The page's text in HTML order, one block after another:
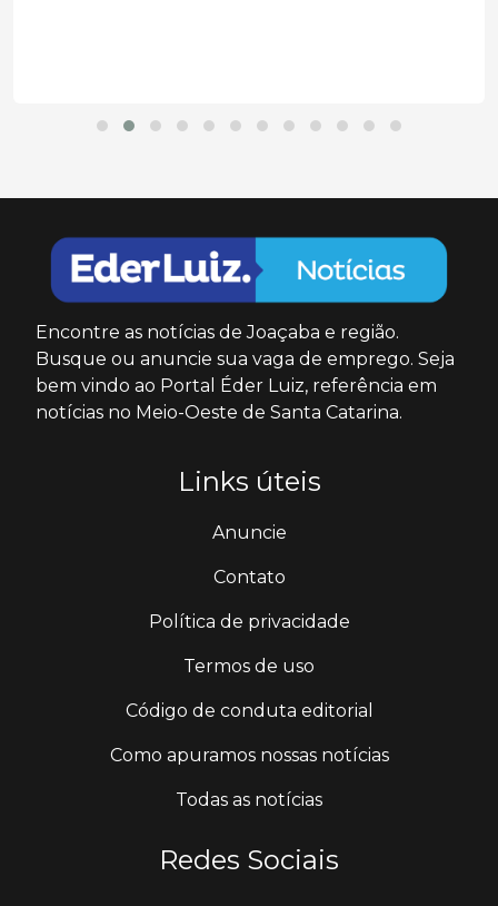
Encontre as notícias de Joaçaba e região.
Busque ou anuncie sua vaga de emprego. Seja
bem vindo ao Portal Éder Luiz, referência em
notícias no Meio-Oeste de Santa Catarina.
Links úteis
Anuncie
Contato
Política de privacidade
Termos de uso
Código de conduta editorial
Como apuramos nossas notícias
Todas as notícias
Redes Sociais